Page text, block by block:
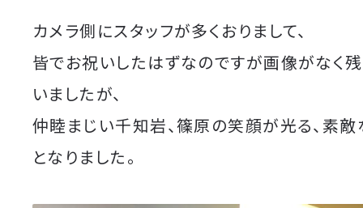
カメラ側にスタッフが多くおりまして、
皆でお祝いしたはずなのですが画像がなく
いましたが、
仲睦まじい千知岩、篠原の笑顔が光る、素
となりました。